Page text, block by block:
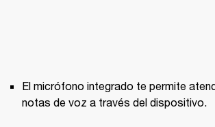
El micrófono integrado te permite
notas de voz a través del dispositivo.